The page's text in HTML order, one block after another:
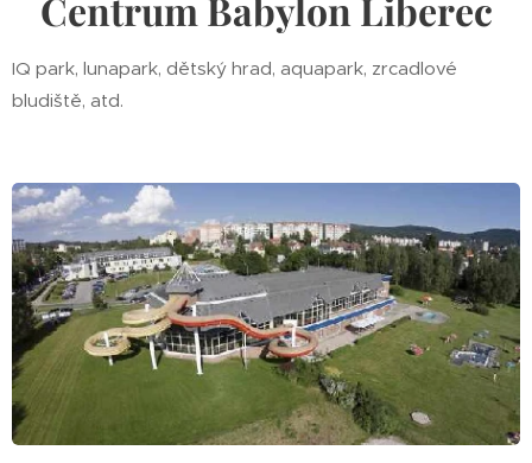
IQ park, lunapark, dětský hrad, aquapark, zrcadlové
bludiště, atd.